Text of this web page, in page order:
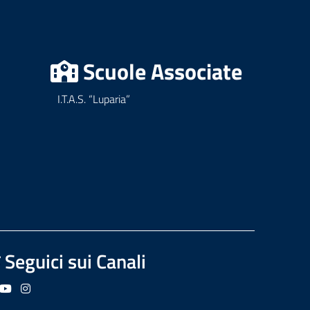
Scuole Associate
I.T.A.S. “Luparia”
Seguici sui Canali
su Facebook
Seguici su YouTube
Seguici su Instagram